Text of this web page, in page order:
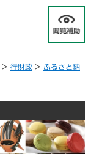
> 行財政 > ふるさと納